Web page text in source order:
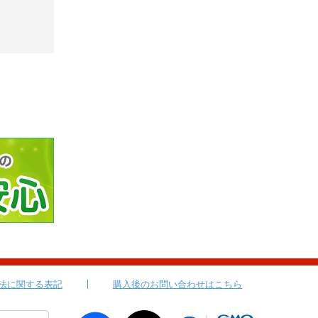
に関する表記 購入後のお問い合わせはこちら